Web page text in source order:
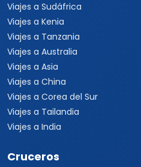
Viajes a Sudáfrica
Viajes a Kenia
Viajes a Tanzania
Viajes a Australia
Viajes a Asia
Viajes a China
Viajes a Corea del Sur
Viajes a Tailandia
Viajes a India
Cruceros